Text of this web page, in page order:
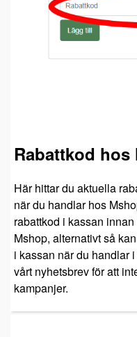
Rabattkod hos
Här hittar du aktuella
när du handlar hos
rabattkod i kassan
Mshop, alternativt så
i kassan när du handlar
vårt nyhetsbrev för att
kampanjer.